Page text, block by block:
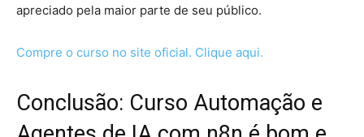
apreciado pela maior parte de seu público.
Compre o curso no site oficial. Clique aqui.
Conclusão: Curso Automação e